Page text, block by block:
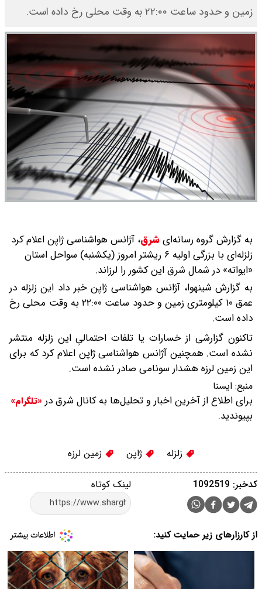
جمعه ۱۶ مرداد۱۴۰۵ / قیمت بیت
کوین چند؟ + جدول
قیمت طلای جهان امروز جمعه
۱۶مرداد۱۴۰۵ /هر اونس طلا چند ؟ +
جدول
زمین و حدود ساعت ۲۲:۰۰ به وقت محلی رخ داده است.
به گزارش گروه رسانه‌ایشرق، آژانس هواشناسی ژاپن اعلام کرد
زلزله‌ای با بزرگی اولیه ۶ ریشتر امروز (یکشنبه) سواحل استان
«ایواته» در شمال شرق این کشور را لرزاند.
به گزارش شینهوا، آژانس هواشناسی ژاپن خبر داد این زلزله در
عمق ۱۰ کیلومتری زمین و حدود ساعت ۲۲:۰۰ به وقت محلی رخ
داده است.
تاکنون گزارشی از خسارات یا تلفات احتمالیِ این زلزله منتشر
نشده است. همچنین آژانس هواشناسی ژاپن اعلام کرد که برای
این زمین لرزه هشدار سونامی صادر نشده است.
منبع: ایسنا
برای اطلاع از آخرین اخبار و تحلیل‌ها به کانال شرق در «تلگرام»
بپیوندید.
زلزله ژاپن زمین لرزه
لینک کوتاه کدخبر: 1092519
از کارزارهای زیر حمایت کنید: